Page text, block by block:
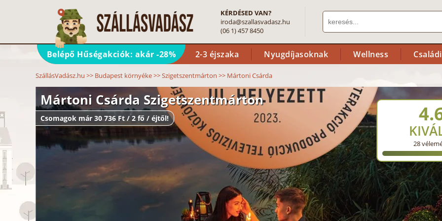
KÉRDÉSED VAN?
iroda@szallasvadasz.hu
(06 1) 457 8450
Belépő Hűségakciók: akár -28% 2-3 éjszaka Nyugdíjasoknak Wellness
SzállásVadász.hu >> Budapest környéke>>Szigetszentmárton >> Mártoni Csárda
Mártoni Csárda Szigetszentmárton
Csomagok már 30 736 Ft / 2 fő / éjtől!
28